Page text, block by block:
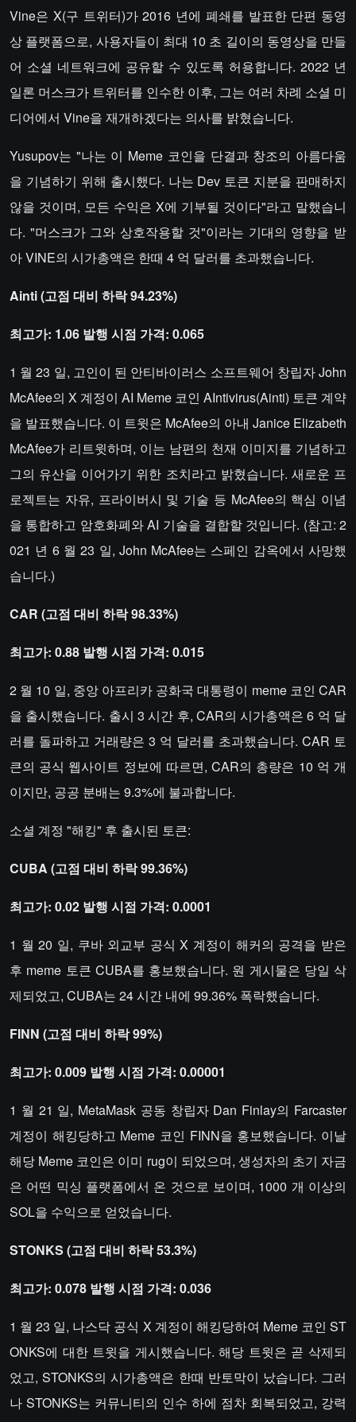
Vine은 X(구 트위터)가 2016 년에 폐쇄를 발표한 단편 동영
상 플랫폼으로, 사용자들이 최대 10 초 길이의 동영상을 만들
어 소셜 네트워크에 공유할 수 있도록 허용합니다. 2022 년
일론 머스크가 트위터를 인수한 이후, 그는 여러 차례 소셜 미
디어에서 Vine을 재개하겠다는 의사를 밝혔습니다.
Yusupov는 "나는 이 Meme 코인을 단결과 창조의 아름다움
을 기념하기 위해 출시했다. 나는 Dev 토큰 지분을 판매하지
않을 것이며, 모든 수익은 X에 기부될 것이다"라고 말했습니
다. "머스크가 그와 상호작용할 것"이라는 기대의 영향을 받
아 VINE의 시가총액은 한때 4 억 달러를 초과했습니다.
Ainti (고점 대비 하락 94.23%)
최고가: 1.06 발행 시점 가격: 0.065
1 월 23 일, 고인이 된 안티바이러스 소프트웨어 창립자 John
McAfee의 X 계정이 AI Meme 코인 AIntivirus(Ainti) 토큰 계약
을 발표했습니다. 이 트윗은 McAfee의 아내 Janice Elizabeth
McAfee가 리트윗하며, 이는 남편의 천재 이미지를 기념하고
그의 유산을 이어가기 위한 조치라고 밝혔습니다. 새로운 프
로젝트는 자유, 프라이버시 및 기술 등 McAfee의 핵심 이념
을 통합하고 암호화폐와 AI 기술을 결합할 것입니다. (참고: 2
021 년 6 월 23 일, John McAfee는 스페인 감옥에서 사망했
습니다.)
CAR (고점 대비 하락 98.33%)
최고가: 0.88 발행 시점 가격: 0.015
2 월 10 일, 중앙 아프리카 공화국 대통령이 meme 코인 CAR
을 출시했습니다. 출시 3 시간 후, CAR의 시가총액은 6 억 달
러를 돌파하고 거래량은 3 억 달러를 초과했습니다. CAR 토
큰의 공식 웹사이트 정보에 따르면, CAR의 총량은 10 억 개
이지만, 공공 분배는 9.3%에 불과합니다.
소셜 계정 "해킹" 후 출시된 토큰:
CUBA (고점 대비 하락 99.36%)
최고가: 0.02 발행 시점 가격: 0.0001
1 월 20 일, 쿠바 외교부 공식 X 계정이 해커의 공격을 받은
후 meme 토큰 CUBA를 홍보했습니다. 원 게시물은 당일 삭
제되었고, CUBA는 24 시간 내에 99.36% 폭락했습니다.
FINN (고점 대비 하락 99%)
최고가: 0.009 발행 시점 가격: 0.00001
1 월 21 일, MetaMask 공동 창립자 Dan Finlay의 Farcaster
계정이 해킹당하고 Meme 코인 FINN을 홍보했습니다. 이날
해당 Meme 코인은 이미 rug이 되었으며, 생성자의 초기 자금
은 어떤 믹싱 플랫폼에서 온 것으로 보이며, 1000 개 이상의
SOL을 수익으로 얻었습니다.
STONKS (고점 대비 하락 53.3%)
최고가: 0.078 발행 시점 가격: 0.036
1 월 23 일, 나스닥 공식 X 계정이 해킹당하여 Meme 코인 ST
ONKS에 대한 트윗을 게시했습니다. 해당 트윗은 곧 삭제되
었고, STONKS의 시가총액은 한때 반토막이 났습니다. 그러
나 STONKS는 커뮤니티의 인수 하에 점차 회복되었고, 강력